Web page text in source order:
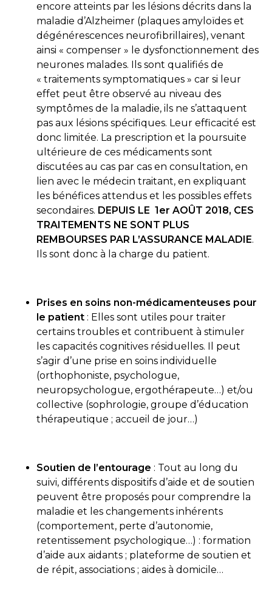
encore atteints par les lésions décrits dans la
maladie d’Alzheimer (plaques amyloïdes et
dégénérescences neurofibrillaires), venant
ainsi « compenser » le dysfonctionnement des
neurones malades. Ils sont qualifiés de
« traitements symptomatiques » car si leur
effet peut être observé au niveau des
symptômes de la maladie, ils ne s’attaquent
pas aux lésions spécifiques. Leur efficacité est
donc limitée. La prescription et la poursuite
ultérieure de ces médicaments sont
discutées au cas par cas en consultation, en
lien avec le médecin traitant, en expliquant
les bénéfices attendus et les possibles effets
secondaires. DEPUIS LE 1er AOÛT 2018, CES
TRAITEMENTS NE SONT PLUS
REMBOURSES PAR L’ASSURANCE MALADIE.
Ils sont donc à la charge du patient.
Prises en soins non-médicamenteuses pour
le patient : Elles sont utiles pour traiter
certains troubles et contribuent à stimuler
les capacités cognitives résiduelles. Il peut
s’agir d’une prise en soins individuelle
(orthophoniste, psychologue,
neuropsychologue, ergothérapeute…) et/ou
collective (sophrologie, groupe d’éducation
thérapeutique ; accueil de jour…)
Soutien de l’entourage : Tout au long du
suivi, différents dispositifs d’aide et de soutien
peuvent être proposés pour comprendre la
maladie et les changements inhérents
(comportement, perte d’autonomie,
retentissement psychologique…) : formation
d’aide aux aidants ; plateforme de soutien et
de répit, associations ; aides à domicile…